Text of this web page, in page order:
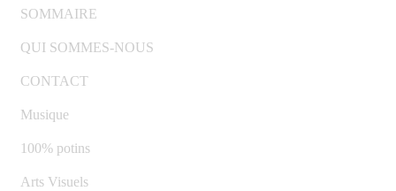
SOMMAIRE
QUI SOMMES-NOUS
CONTACT
Musique
100% potins
Arts Visuels